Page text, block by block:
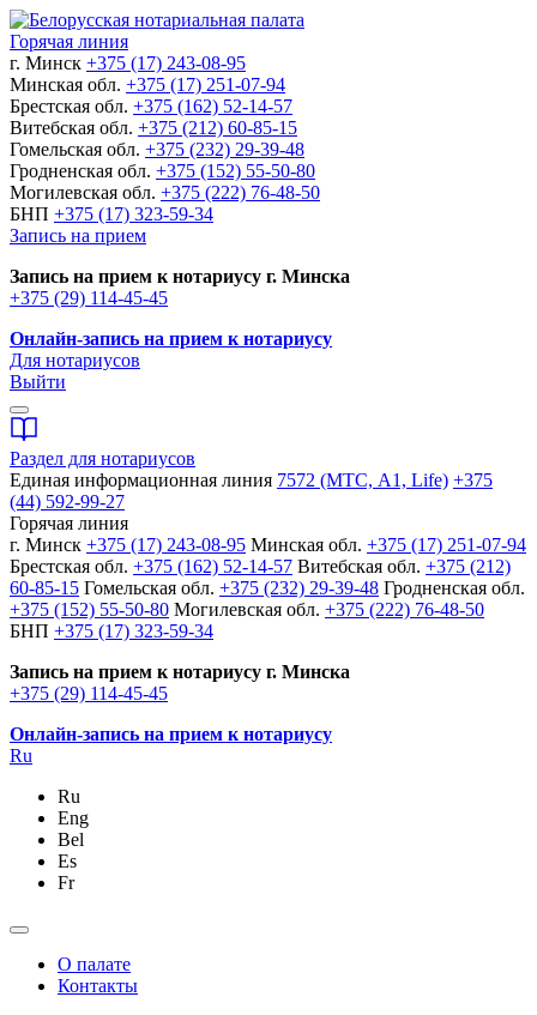
Горячая линия
г. Минск +375 (17) 243-08-95
Минская обл. +375 (17) 251-07-94
Брестская обл. +375 (162) 52-14-57
Витебская обл. +375 (212) 60-85-15
Гомельская обл. +375 (232) 29-39-48
Гродненская обл. +375 (152) 55-50-80
Могилевская обл. +375 (222) 76-48-50
БНП +375 (17) 323-59-34
Запись на прием
Запись на прием к нотариусу г. Минска
+375 (29) 114-45-45
Онлайн-запись на прием к нотариусу
Для нотариусов
Выйти
Раздел для нотариусов
Единая информационная линия 7572 (МТС, A1, Life) +375
(44) 592-99-27
Горячая линия
г. Минск +375 (17) 243-08-95 Минская обл. +375 (17) 251-07-94
Брестская обл. +375 (162) 52-14-57 Витебская обл. +375 (212)
60-85-15 Гомельская обл. +375 (232) 29-39-48 Гродненская обл.
+375 (152) 55-50-80 Могилевская обл. +375 (222) 76-48-50
БНП +375 (17) 323-59-34
Запись на прием к нотариусу г. Минска
+375 (29) 114-45-45
Онлайн-запись на прием к нотариусу
Ru
Ru
Eng
Bel
Es
Fr
О палате
Контакты